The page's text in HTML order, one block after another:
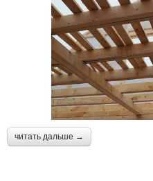
читать дальше →